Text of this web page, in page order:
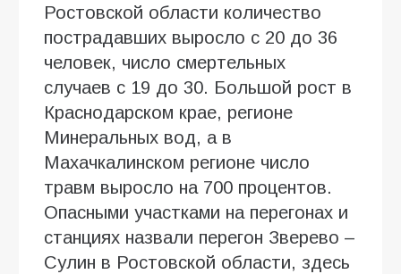
Ростовской области количество
пострадавших выросло с 20 до 36
человек, число смертельных
случаев с 19 до 30. Большой рост в
Краснодарском крае, регионе
Минеральных вод, а в
Махачкалинском регионе число
травм выросло на 700 процентов.
Опасными участками на перегонах и
станциях назвали перегон Зверево –
Сулин в Ростовской области, здесь